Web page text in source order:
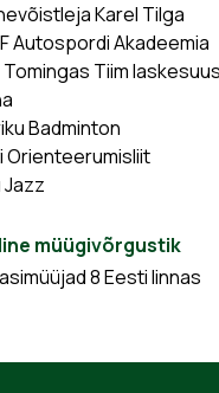
Karel Tilga
Autospordi Akadeemia
Tomingas Tiim
Badminton
Orienteerumisliit
müügivõrgustik
8 Eesti linnas